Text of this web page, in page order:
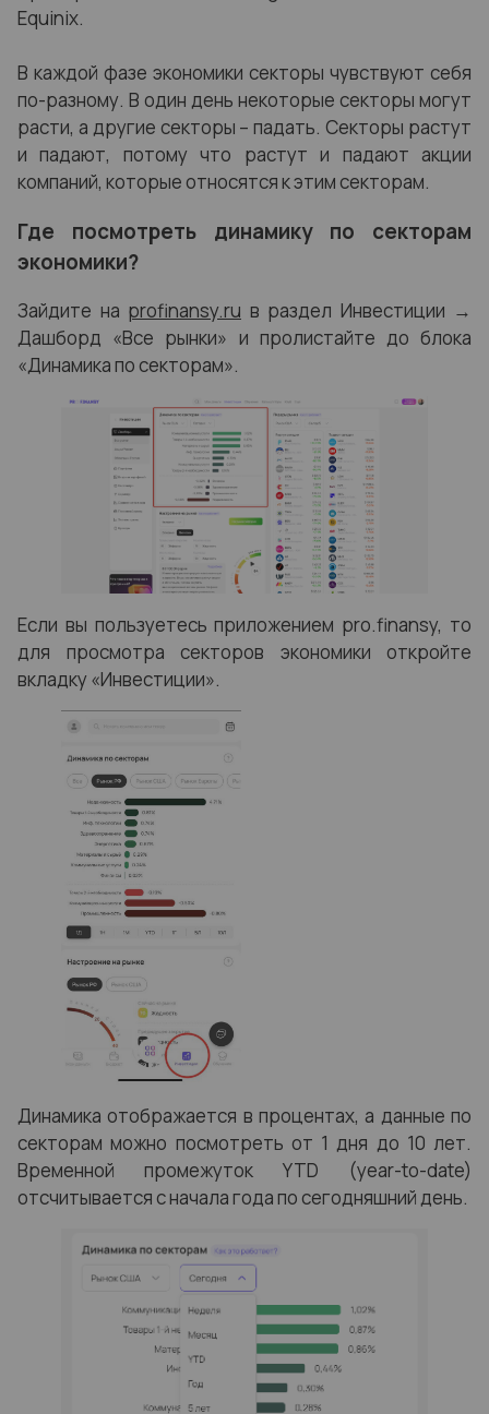
Equinix.
В каждой фазе экономики секторы чувствуют себя
по-разному. В один день некоторые секторы могут
расти, а другие секторы – падать. Секторы растут
и падают, потому что растут и падают акции
компаний, которые относятся к этим секторам.
Где посмотреть динамику по секторам
экономики?
Зайдите на profinansy.ru в раздел Инвестиции →
Дашборд «Все рынки» и пролистайте до блока
«Динамика по секторам».
Если вы пользуетесь приложением pro.finansy, то
для просмотра секторов экономики откройте
вкладку «Инвестиции».
Динамика отображается в процентах, а данные по
секторам можно посмотреть от 1 дня до 10 лет.
Временной промежуток YTD (year-to-date)
отсчитывается с начала года по сегодняшний день.